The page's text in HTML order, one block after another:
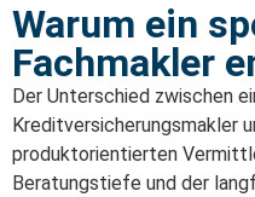
Warum ein
Fachmakler
Der Unterschied zwischen
Kreditversicherungsmakler
produktorientierten
Beratungstiefe und der